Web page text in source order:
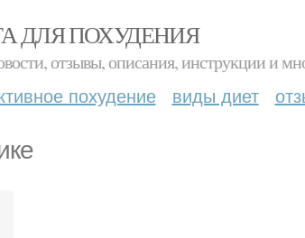
ДЛЯ ПОХУДЕНИЯ
отзывы, описания, инструкции и
похудение виды диет